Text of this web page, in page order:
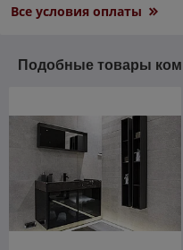
Все условия оплаты
Подобные товары